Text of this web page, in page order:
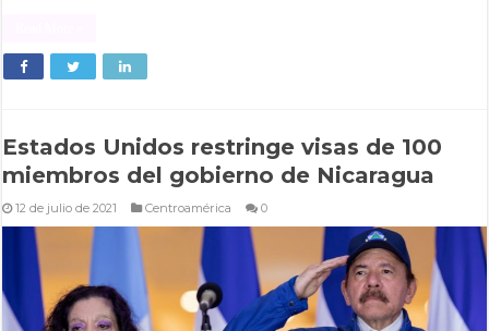
Estados Unidos restringe visas de 100
miembros del gobierno de Nicaragua
12 de julio de 2021 Centroamérica 0